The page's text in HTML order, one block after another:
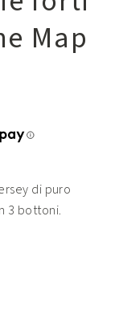
Map
di puro
3 bottoni.